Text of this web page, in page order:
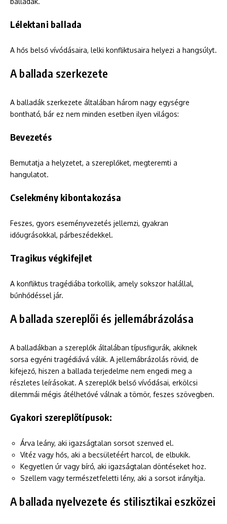
Lélektani ballada
A hős belső vívódásaira, lelki konfliktusaira helyezi a hangsúlyt.
A ballada szerkezete
A balladák szerkezete általában három nagy egységre
bontható, bár ez nem minden esetben ilyen világos:
Bevezetés
Bemutatja a helyzetet, a szereplőket, megteremti a
hangulatot.
Cselekmény kibontakozása
Feszes, gyors eseményvezetés jellemzi, gyakran
időugrásokkal, párbeszédekkel.
Tragikus végkifejlet
A konfliktus tragédiába torkollik, amely sokszor halállal,
bűnhődéssel jár.
A ballada szereplői és jellemábrázolása
A balladákban a szereplők általában típusfigurák, akiknek
sorsa egyéni tragédiává válik. A jellemábrázolás rövid, de
kifejező, hiszen a ballada terjedelme nem engedi meg a
részletes leírásokat. A szereplők belső vívódásai, erkölcsi
dilemmái mégis átélhetővé válnak a tömör, feszes szövegben.
Gyakori szereplőtípusok:
Árva leány, aki igazságtalan sorsot szenved el.
Vitéz vagy hős, aki a becsületéért harcol, de elbukik.
Kegyetlen úr vagy bíró, aki igazságtalan döntéseket hoz.
Szellem vagy természetfeletti lény, aki a sorsot irányítja.
A ballada nyelvezete és stilisztikai eszközei